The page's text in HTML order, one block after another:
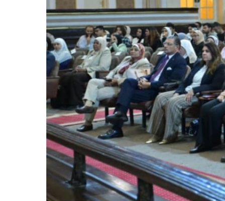
الأقسام العلمية
الإجتماع الريفي والإرشاد الزراعي
الأراضى
الإقتصاد الزراعى
الألـــبان
أمراض النبات
الإنتاج الحيواني
بساتين الزينة
بساتين الفاكهة
الحشرات الإقتصادية والمبيدات
الحيوان والنيماتولوجيا الزراعية
الخضر
الصناعات الغذائية
الكيميـــاء الحيوية
النبات الزراعى
المحاصيل